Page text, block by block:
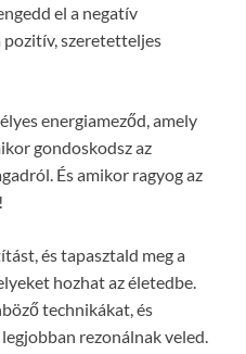
el a negatív
pozitív, szeretetteljes
energiameződ, amely
gondoskodsz az
És amikor ragyog az
és tapasztald meg a
hozhat az életedbe.
technikákat, és
rezonálnak veled.